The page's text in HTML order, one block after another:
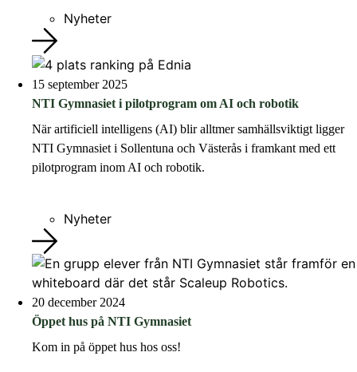
Nyheter
15 september 2025
NTI Gymnasiet i pilotprogram om AI och robotik
När artificiell intelligens (AI) blir alltmer samhällsviktigt ligger
NTI Gymnasiet i Sollentuna och Västerås i framkant med ett
pilotprogram inom AI och robotik.
Nyheter
20 december 2024
Öppet hus på NTI Gymnasiet
Kom in på öppet hus hos oss!